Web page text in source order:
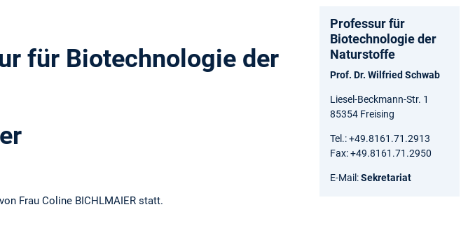
für Biotechnologie der
Frau Coline BICHLMAIER statt.
Professur für
Biotechnologie der
Naturstoffe
Prof. Dr. Wilfried Schwab
Liesel-Beckmann-Str. 1
85354 Freising
Tel.: +49.8161.71.2913
Fax: +49.8161.71.2950
E-Mail:Sekretariat